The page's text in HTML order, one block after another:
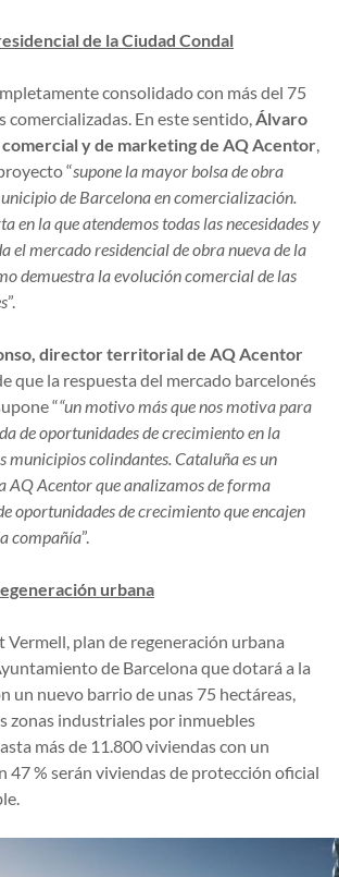
de la Ciudad Condal
consolidado con más del 75
comercializadas. En este sentido,Álvaro
y de marketing de AQ Acentor,
“supone la mayor bolsa de obra
de Barcelona en comercialización.
en la que atendemos todas las necesidades y
el mercado residencial de obra nueva de la
demuestra la evolución comercial de las
”.
director territorial de AQ Acentor
que la respuesta del mercado barcelonés
““un motivo más que nos motiva para
de oportunidades de crecimiento en la
municipios colindantes. Cataluña es un
AQ Acentor que analizamos de forma
oportunidades de crecimiento que encajen
compañía”.
urbana
Vermell, plan de regeneración urbana
de Barcelona que dotará a la
un nuevo barrio de unas 75 hectáreas,
zonas industriales por inmuebles
más de 11.800 viviendas con un
47 % serán viviendas de protección oficial